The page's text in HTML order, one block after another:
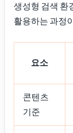
생성형 검색 환
활용하는 과정
요소
콘텐츠
기준